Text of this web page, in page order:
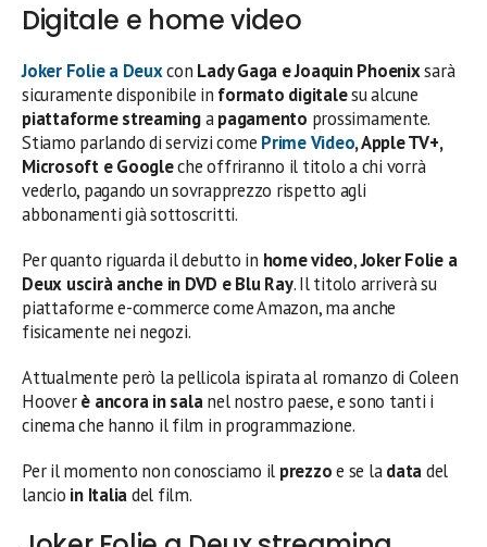
Digitale e home video
Joker Folie a Deuxcon Lady Gaga e Joaquin Phoenixsarà
sicuramente disponibile in formato digitalesu alcune
piattaforme streamingapagamento prossimamente.
Stiamo parlando di servizi come Prime Video, Apple TV+,
Microsoft e Googleche offriranno il titolo a chi vorrà
vederlo, pagando un sovrapprezzo rispetto agli
abbonamenti già sottoscritti.
Per quanto riguarda il debutto in home video,Joker Folie a
Deux uscirà anche in DVD e Blu Ray. Il titolo arriverà su
piattaforme e-commerce come Amazon, ma anche
fisicamente nei negozi.
Attualmente però la pellicola ispirata al romanzo di Coleen
Hooverè ancora in salanel nostro paese, e sono tanti i
cinema che hanno il film in programmazione.
Per il momento non conosciamo il prezzoe se ladatadel
lancio in Italiadel film.